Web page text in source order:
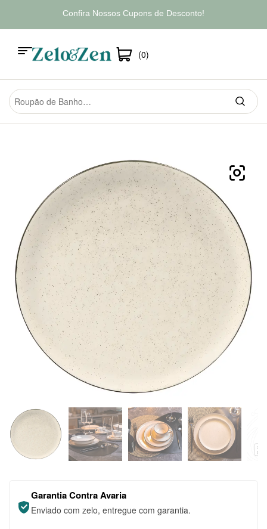
Confira Nossos Cupons de Desconto!
(0)
Garantia Contra Avaria
Enviado com zelo, entregue com garantia.